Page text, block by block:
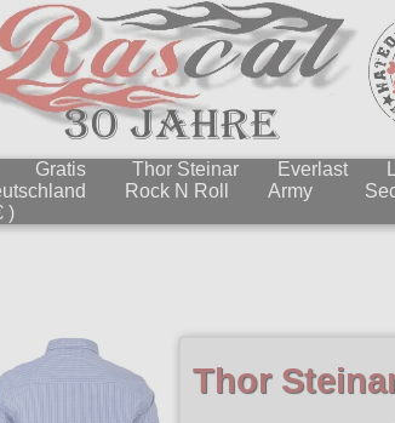
Gratis Thor Steinar Everlast
Rock N Roll Army
)
Thor